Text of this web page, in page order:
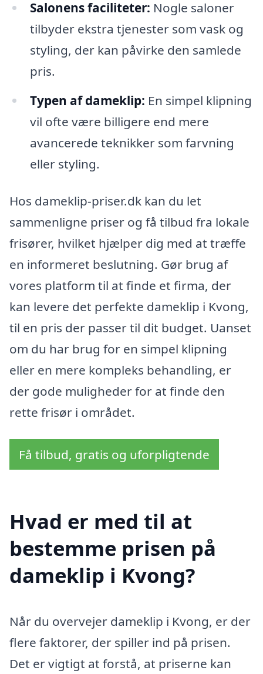
Salonens faciliteter: Nogle saloner
tilbyder ekstra tjenester som vask og
styling, der kan påvirke den samlede
pris.
Typen af dameklip: En simpel klipning
vil ofte være billigere end mere
avancerede teknikker som farvning
eller styling.
Hos dameklip-priser.dk kan du let
sammenligne priser og få tilbud fra lokale
frisører, hvilket hjælper dig med at træffe
en informeret beslutning. Gør brug af
vores platform til at finde et firma, der
kan levere det perfekte dameklip i Kvong,
til en pris der passer til dit budget. Uanset
om du har brug for en simpel klipning
eller en mere kompleks behandling, er
der gode muligheder for at finde den
rette frisør i området.
Få tilbud, gratis og uforpligtende
Hvad er med til at
bestemme prisen på
dameklip i Kvong?
Når du overvejer dameklip i Kvong, er der
flere faktorer, der spiller ind på prisen.
Det er vigtigt at forstå, at priserne kan